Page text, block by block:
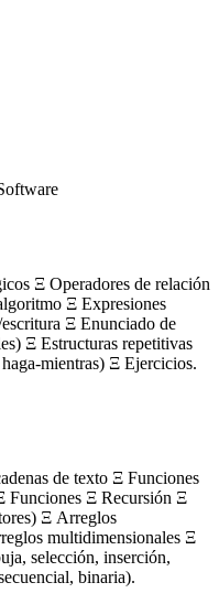
Ξ Operadores de relación
Ξ Expresiones
Ξ Enunciado de
Ξ Estructuras repetitivas
mientras) Ξ Ejercicios.
de texto Ξ Funciones
Funciones Ξ Recursión Ξ
Ξ Arreglos
multidimensionales Ξ
selección, inserción,
binaria).